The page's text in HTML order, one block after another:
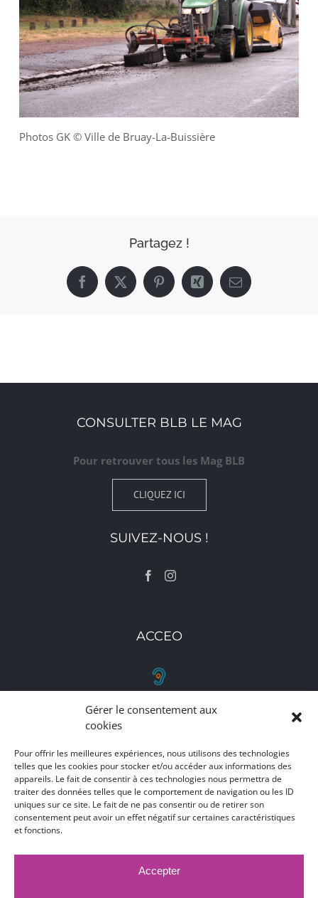
Gérer le consentement aux
cookies
Pour offrir les meilleures expériences, nous utilisons des technologies
telles que les cookies pour stocker et/ou accéder aux informations des
appareils. Le fait de consentir à ces technologies nous permettra de
traiter des données telles que le comportement de navigation ou les ID
uniques sur ce site. Le fait de ne pas consentir ou de retirer son
consentement peut avoir un effet négatif sur certaines caractéristiques
et fonctions.
Accepter
Photos GK © Ville de Bruay-La-Buissière
Partagez !
Facebook
X PinterestXing Email
CONSULTER BLB LE MAG
Pour retrouver tous les Mag BLB
CLIQUEZ ICI
SUIVEZ-NOUS !
ACCEO
RETROUVEZ-NOUS
Toutes nos adresses, coordonnées et horaires
d'ouverture
CLIQUEZ ICI